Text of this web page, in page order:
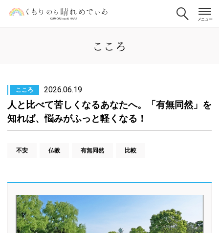
こころ
こころ 2026.06.19
人と比べて苦しくなるあなたへ。「有無同然」を
知れば、悩みがふっと軽くなる！
不安 仏教 有無同然 比較